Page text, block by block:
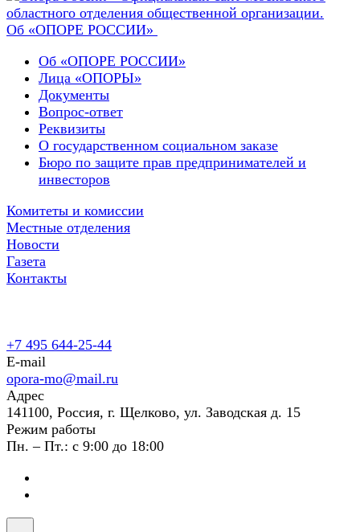
Об «ОПОРЕ РОССИИ»
Об «ОПОРЕ РОССИИ»
Лица «ОПОРЫ»
Документы
Вопрос-ответ
Реквизиты
О государственном социальном заказе
Бюро по защите прав предпринимателей и
инвесторов
Комитеты и комиссии
Местные отделения
Новости
Газета
Контакты
+7 495 644-25-44
E-mail
opora-mo@mail.ru
Адрес
141100, Россия, г. Щелково, ул. Заводская д. 15
Режим работы
Пн. – Пт.: с 9:00 до 18:00